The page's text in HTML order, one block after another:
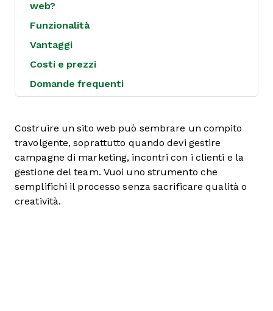
web?
Funzionalità
Vantaggi
Costi e prezzi
Domande frequenti
Costruire un sito web può sembrare un compito
travolgente, soprattutto quando devi gestire
campagne di marketing, incontri con i clienti e la
gestione del team. Vuoi uno strumento che
semplifichi il processo senza sacrificare qualità o
creatività.